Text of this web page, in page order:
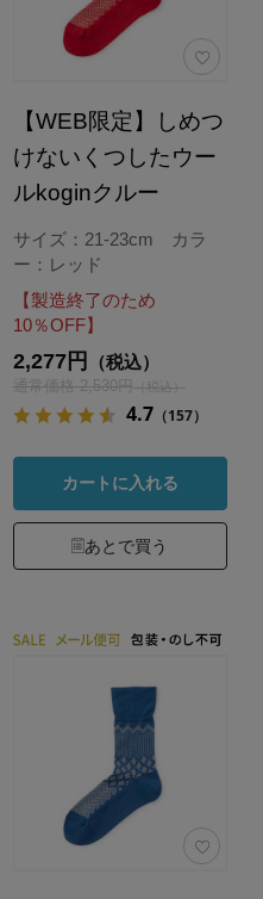
【WEB限定】しめつ
けないくつしたウー
ルkoginクルー
サイズ：21-23cm カラ
ー：レッド
【製造終了のため
10％OFF】
2,277円 （税込）
通常価格 2,530円 （税込）
4.7（157）
カートに入れる
あとで買う